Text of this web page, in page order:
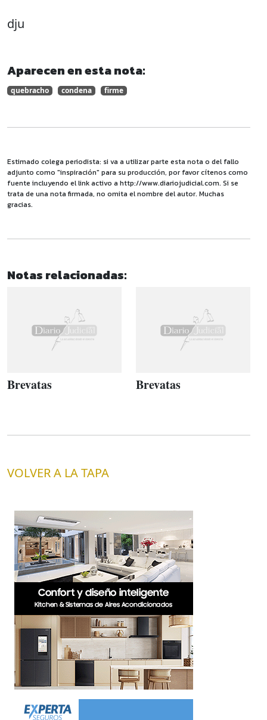
dju
Aparecen en esta nota:
quebracho condena firme
Estimado colega periodista: si va a utilizar parte esta nota o del fallo
adjunto como "inspiración" para su producción, por favor cítenos como
fuente incluyendo el link activo a http://www.diariojudicial.com. Si se
trata de una nota firmada, no omita el nombre del autor. Muchas
gracias.
Notas relacionadas:
Brevatas Brevatas
VOLVER A LA TAPA